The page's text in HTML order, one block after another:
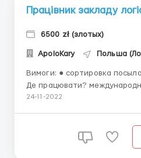
Працівник закладу
6500 zł (злотых)
ApoloKary Польша
Вимоги: ● сортировка посылок ● работа со сканером
Де працювати? международная служба экспресс-
доставки. Также предприятие есть частью одной из
24-11-2022